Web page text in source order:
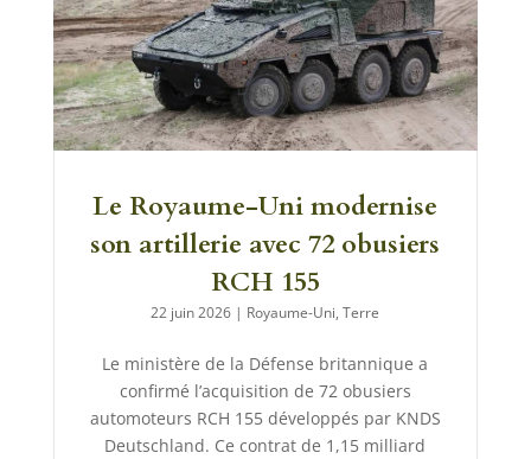
Le Royaume-Uni modernise
son artillerie avec 72 obusiers
RCH 155
22 juin 2026 | Royaume-Uni,Terre
Le ministère de la Défense britannique a
confirmé l’acquisition de 72 obusiers
automoteurs RCH 155 développés par KNDS
Deutschland. Ce contrat de 1,15 milliard